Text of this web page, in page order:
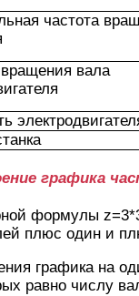
частота
вала
графика
формулы
плюс один и
графика на
равно числу